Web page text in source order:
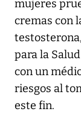
mujeres
cremas con
para la
con un
riesgos al
este fin.